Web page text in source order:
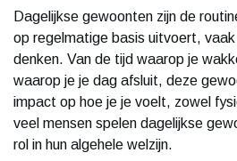
Dagelijkse gewoonten zijn de
op regelmatige basis uitvoert,
denken. Van de tijd waarop je
waarop je je dag afsluit, deze
impact op hoe je je voelt, zowel
veel mensen spelen dagelijkse
rol in hun algehele welzijn.